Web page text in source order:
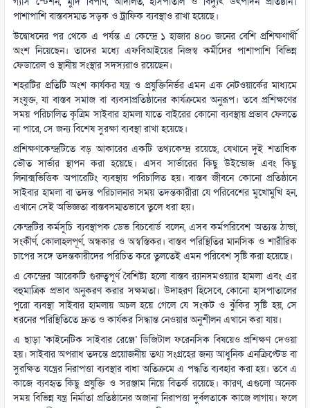
পাশাপাশি বাস্তবসম্মত সড়ক ও ট্রাফিক ব্যবস্থাও রাখা হয়েছে।
উদ্বোধনের পর থেকে এ পর্যন্ত এ কেন্দ্রে ১ হাজার ৪০০ জনের বেশি প্রশিক্ষণার্থী
অংশ নিয়েছেন। তাদের মধ্যে এফবিআইয়ের নিজস্ব কর্মীদের পাশাপাশি বিভিন্ন
ফেডারেল ও স্থানীয় সংস্থার সদস্যরাও রয়েছেন।
শহরটির প্রতিটি অংশ কার্যকর যন্ত্র ও প্রযুক্তিনির্ভর এমন এক নেটওয়ার্কের মাধ্যমে
সংযুক্ত, যা বাস্তব সমাজ বা ব্যবসাপ্রতিষ্ঠানের কার্যক্রমের অনুরূপ। তবে প্রশিক্ষণের
সময় পরিচালিত কৃত্রিম সাইবার হামলা যাতে বাইরের কোনো ব্যবস্থায় প্রভাব ফেলতে
না পারে, সে জন্য বিশেষ সুরক্ষা ব্যবস্থা রাখা হয়েছে।
প্রশিক্ষণকেন্দ্রটিতে বড় আকারের একটি তথ্যকেন্দ্র রয়েছে, যেখানে দুই শতাধিক
ভৌত সার্ভার স্থাপন করা হয়েছে। এসব সার্ভারের কিছু উইন্ডোজ এবং কিছু
লিনাক্সভিত্তিক অপারেটিং ব্যবস্থায় পরিচালিত হয়। বাস্তব জীবনে কোনো প্রতিষ্ঠানে
সাইবার হামলা বা তদন্ত পরিচালনার সময় তদন্তকারীরা যে পরিবেশের মুখোমুখি হন,
এখানে সেই অভিজ্ঞতা বাস্তবসম্মতভাবে তুলে ধরা হয়।
কেন্দ্রটির কর্মসূচি ব্যবস্থাপক ডেভ বিচবোর্ড বলেন, এসব কর্মপরিবেশ অত্যন্ত ঠান্ডা,
সংকীর্ণ, কোলাহলপূর্ণ, অন্ধকার ও অস্বস্তিকর। বাস্তব পরিস্থিতির মানসিক ও শারীরিক
চাপের সঙ্গে তদন্তকারীদের পরিচিত করে তুলতেই এমন পরিবেশ সৃষ্টি করা হয়েছে।
এ কেন্দ্রের আরেকটি গুরুত্বপূর্ণ বৈশিষ্ট্য হলো বাস্তব র‌্যানসমওয়্যার হামলা এবং এর
বহুমাত্রিক প্রভাব অনুকরণ করার সক্ষমতা। উদাহরণ হিসেবে, কোনো হাসপাতালের
পুরো ব্যবস্থা সাইবার হামলায় অচল হয়ে গেলে যে সংকট ও ঝুঁকির সৃষ্টি হয়, সে
ধরনের পরিস্থিতিতে দ্রুত ও কার্যকর সিদ্ধান্ত নেওয়ার অনুশীলন এখানে করা যায়।
এ ছাড়া ‘কাইনেটিক সাইবার রেঞ্জে’ ডিজিটাল ফরেনসিক বিষয়েও প্রশিক্ষণ দেওয়া
হয়। সাইবার অপরাধ তদন্তে প্রয়োজনীয় তথ্য সংগ্রহের জন্য আধুনিক এনক্রিপ্টেড বা
সুরক্ষিত যন্ত্রের নিরাপত্তা ব্যবস্থার বাধা অতিক্রমে এ পদ্ধতি ব্যবহার করা হয়। তবে এ
কাজে ব্যবহৃত কিছু প্রযুক্তি ও সরঞ্জাম নিয়ে বিতর্ক রয়েছে। কারণ, এগুলো অনেক
সময় বিভিন্ন যন্ত্র নির্মাতা প্রতিষ্ঠানের অজানা নিরাপত্তা দুর্বলতাকে কাজে লাগায়। ফলে